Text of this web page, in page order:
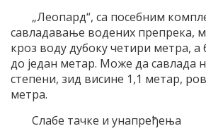
„Леопард“, са посебним
савладавање водених препрека,
кроз воду дубоку четири метра, а
до један метар. Може да савлада
степени, зид висине 1,1 метар,
метра.
Слабе тачке и унапређења